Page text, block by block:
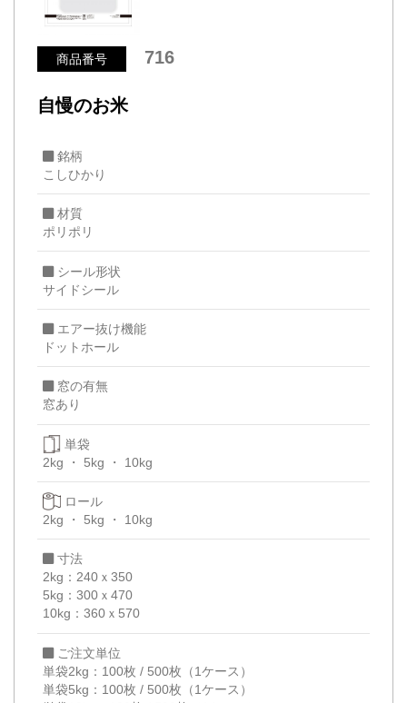
商品番号 716
自慢のお米
銘柄
こしひかり
材質
ポリポリ
シール形状
サイドシール
エアー抜け機能
ドットホール
窓の有無
窓あり
単袋
2kg
5kg 10kg
ロール
2kg
5kg 10kg
寸法
2kg：240ｘ350
5kg：300ｘ470
10kg：360ｘ570
ご注文単位
単袋2kg：100枚 / 500枚（1ケース）
単袋5kg：100枚 / 500枚（1ケース）